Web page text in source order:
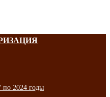
по 2024 годы